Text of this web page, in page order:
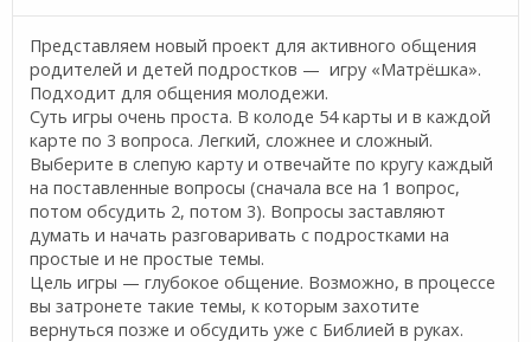
Представляем новый проект для активного общения
родителей и детей подростков — игру «Матрёшка».
Подходит для общения молодежи.
Суть игры очень проста. В колоде 54 карты и в каждой
карте по 3 вопроса. Легкий, сложнее и сложный.
Выберите в слепую карту и отвечайте по кругу каждый
на поставленные вопросы (сначала все на 1 вопрос,
потом обсудить 2, потом 3). Вопросы заставляют
думать и начать разговаривать с подростками на
простые и не простые темы.
Цель игры — глубокое общение. Возможно, в процессе
вы затронете такие темы, к которым захотите
вернуться позже и обсудить уже с Библией в руках.